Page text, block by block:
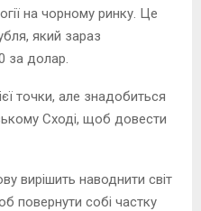
на чорному ринку. Це
який зараз
за долар.
точки, але знадобиться
Сході, щоб довести
вирішить наводнити світ
собі частку